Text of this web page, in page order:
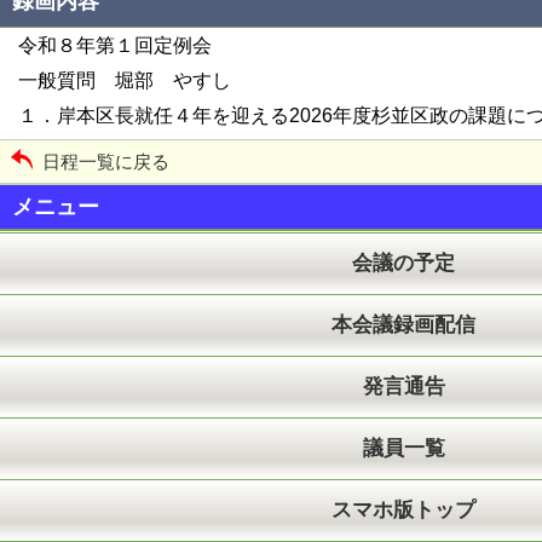
令和８年第１回定例会
一般質問 堀部 やすし
１．岸本区長就任４年を迎える2026年度杉並区政の課題に
日程一覧に戻る
メニュー
会議の予定
本会議録画配信
発言通告
議員一覧
スマホ版トップ